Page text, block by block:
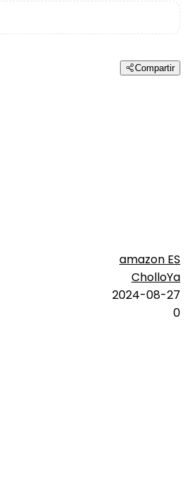
Compartir
amazon ES
CholloYa
2024-08-27
0